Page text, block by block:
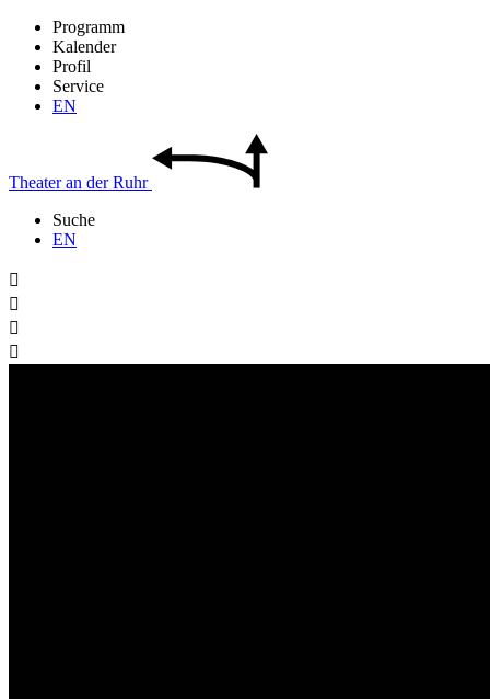
Programm
Kalender
Profil
Service
EN
Theateran derRuhr
Suche
EN



